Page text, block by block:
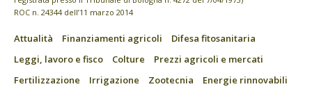
ROC n. 24344 dell’11 marzo 2014
Attualità Finanziamenti agricoli
Difesa fitosanitaria
Leggi, lavoro e fisco
Colture
Prezzi agricoli e mercati
Fertilizzazione
Irrigazione Zootecnia
Energie rinnovabili